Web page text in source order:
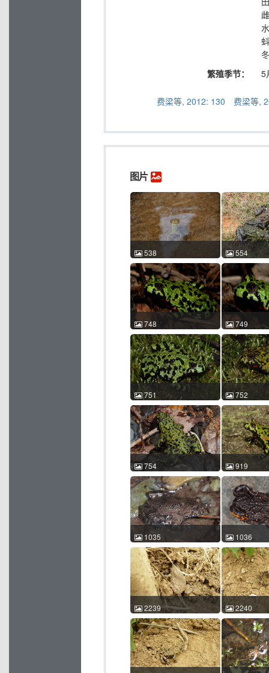
繁殖季节：
5
费梁等,
费梁等, 2012: 130
图片
538
东方铃蟾 Bombina
orientalis 车静 2010-05-13
15:12:36 中国吉林 ACM
id:538
554
东方铃蟾
orientalis 车
12:13:34 中
id:554
748
东方铃蟾 Bombina
orientalis 车静 2010-05-12
12:05:25 中国吉林 ACM
id:748
749
东方铃蟾
orientalis 车
12:06:07 中
id:749
751
东方铃蟾 Bombina
orientalis 车静 2010-05-13
11:29:53 中国吉林 ACM
id:751
752
东方铃蟾
orientalis 车
11:32:23 中
id:752
754
东方铃蟾 Bombina
orientalis 车静 2010-05-13
16:22:43 中国吉林 ACM
id:754
919
东方铃蟾
orientalis 郭
07:07:34 中
id:919
1035
东方铃蟾 Bombina
orientalis 王剀 王剀 2014-
06-22 21:34:05 中国北京
ACM id:1035
1036
东方铃蟾
orientalis 王
06-22
ACM id:1036
2239
东方铃蟾 Bombina
orientalis 郑渝池 2005-06-
02 11:29:39 中国山东 ACM
id:2239
2240
东方铃蟾
orientalis 郑
02 11:17:57
id:2240